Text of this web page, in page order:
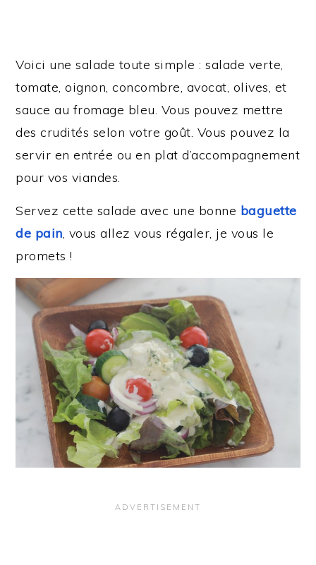
Voici une salade toute simple : salade verte,
tomate, oignon, concombre, avocat, olives, et
sauce au fromage bleu. Vous pouvez mettre
des crudités selon votre goût. Vous pouvez la
servir en entrée ou en plat d’accompagnement
pour vos viandes.
Servez cette salade avec une bonne baguette
de pain, vous allez vous régaler, je vous le
promets !